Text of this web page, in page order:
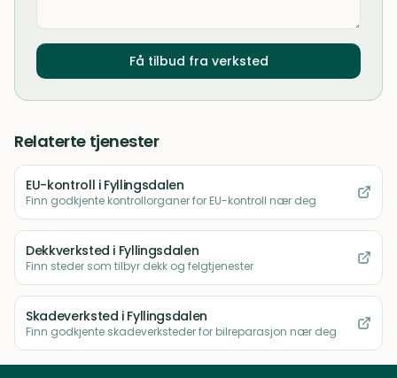
Få tilbud fra verksted
Relaterte tjenester
EU-kontroll i Fyllingsdalen
Finn godkjente kontrollorganer for EU-kontroll nær deg
Dekkverksted i Fyllingsdalen
Finn steder som tilbyr dekk og felgtjenester
Skadeverksted i Fyllingsdalen
Finn godkjente skadeverksteder for bilreparasjon nær deg